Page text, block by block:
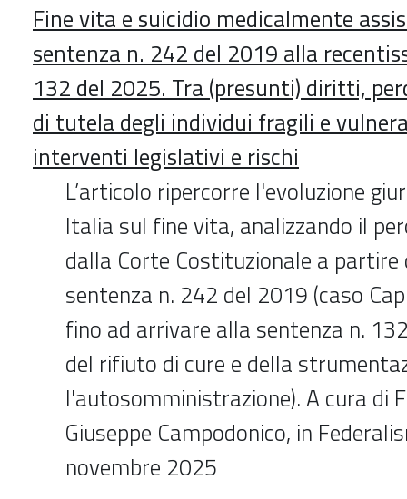
Fine vita e suicidio medicalmente
sentenza n. 242 del 2019 alla
132 del 2025. Tra (presunti) diritti,
di tutela degli individui fragili e
interventi legislativi e rischi
L’articolo ripercorre l'evoluzione
Italia sul fine vita, analizzando il
dalla Corte Costituzionale a
sentenza n. 242 del 2019 (caso
fino ad arrivare alla sentenza n.
del rifiuto di cure e della
l'autosomministrazione). A cura di
Giuseppe Campodonico, in
novembre 2025